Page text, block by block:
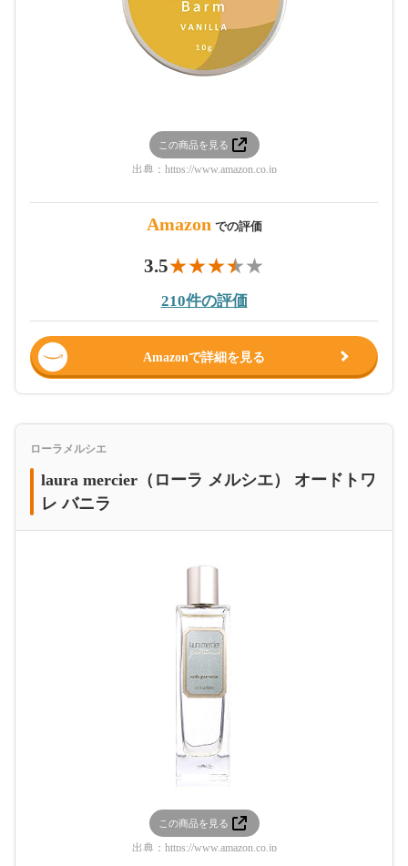
この商品を見る
出典： https://www.amazon.co.jp
Amazon での評価
3.5
210件の評価
Amazonで詳細を見る
ローラメルシエ
laura mercier（ローラ メルシエ） オードトワ
レ バニラ
この商品を見る
出典： https://www.amazon.co.jp